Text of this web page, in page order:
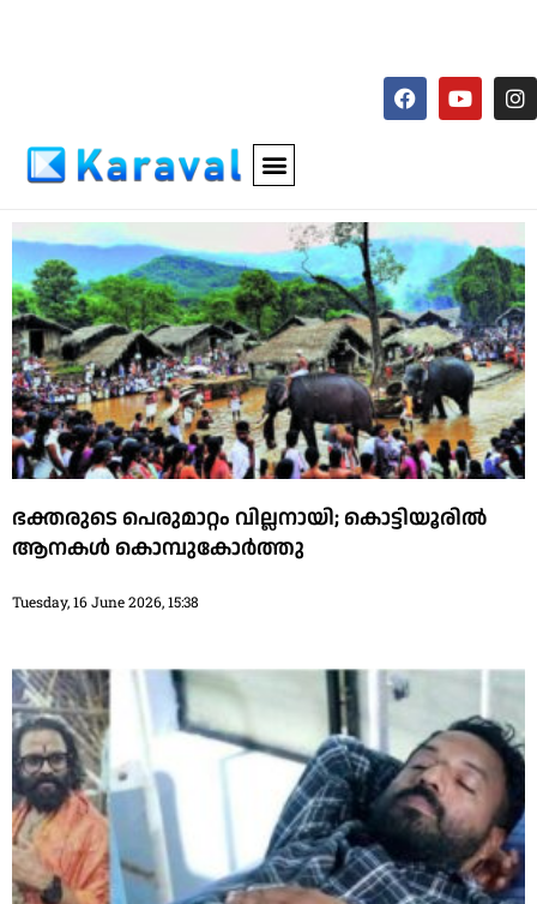
ഭക്തരുടെ പെരുമാറ്റം വില്ലനായി; കൊട്ടിയൂരിൽ
ആനകൾ കൊമ്പുകോർത്തു
Tuesday, 16 June 2026, 15:38